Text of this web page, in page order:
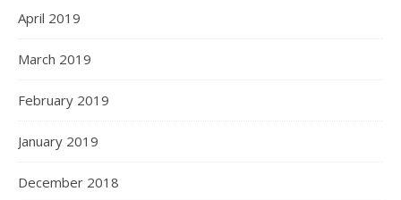
April 2019
March 2019
February 2019
January 2019
December 2018